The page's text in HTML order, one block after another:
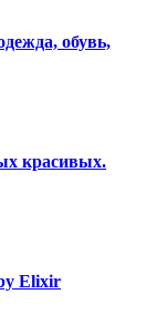
обувь,
красивых.
Elixir